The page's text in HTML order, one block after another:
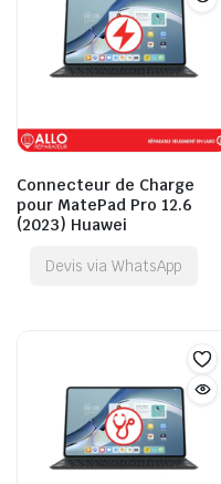
Connecteur de Charge
pour MatePad Pro 12.6
(2023) Huawei
Devis via WhatsApp